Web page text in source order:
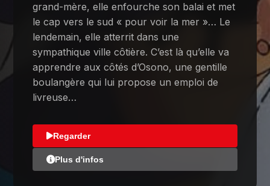
grand-mère, elle enfourche son balai et met
le cap vers le sud « pour voir la mer »… Le
lendemain, elle atterrit dans une
sympathique ville côtière. C’est là qu’elle va
apprendre aux côtés d’Osono, une gentille
boulangère qui lui propose un emploi de
livreuse…
Regarder
Plus d'infos